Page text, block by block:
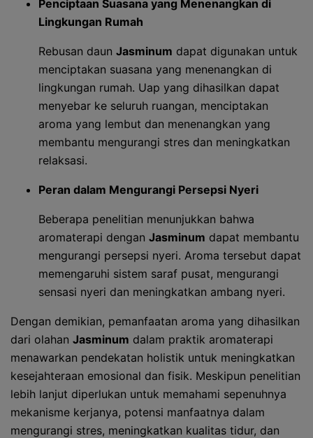
Penciptaan Suasana yang Menenangkan di
Lingkungan Rumah
Rebusan daun Jasminum dapat digunakan untuk
menciptakan suasana yang menenangkan di
lingkungan rumah. Uap yang dihasilkan dapat
menyebar ke seluruh ruangan, menciptakan
aroma yang lembut dan menenangkan yang
membantu mengurangi stres dan meningkatkan
relaksasi.
Peran dalam Mengurangi Persepsi Nyeri
Beberapa penelitian menunjukkan bahwa
aromaterapi dengan Jasminum dapat membantu
mengurangi persepsi nyeri. Aroma tersebut dapat
memengaruhi sistem saraf pusat, mengurangi
sensasi nyeri dan meningkatkan ambang nyeri.
Dengan demikian, pemanfaatan aroma yang dihasilkan
dari olahan Jasminum dalam praktik aromaterapi
menawarkan pendekatan holistik untuk meningkatkan
kesejahteraan emosional dan fisik. Meskipun penelitian
lebih lanjut diperlukan untuk memahami sepenuhnya
mekanisme kerjanya, potensi manfaatnya dalam
mengurangi stres, meningkatkan kualitas tidur, dan